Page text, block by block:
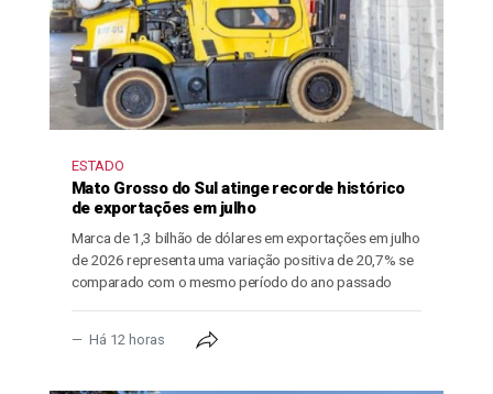
ESTADO
Mato Grosso do Sul atinge recorde histórico
de exportações em julho
Marca de 1,3 bilhão de dólares em exportações em julho
de 2026 representa uma variação positiva de 20,7% se
comparado com o mesmo período do ano passado
Há 12 horas